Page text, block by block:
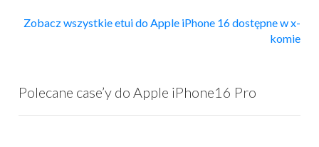
Zobacz wszystkie etui do Apple iPhone 16 dostępne w x-
komie
Polecane case’y do Apple iPhone16 Pro